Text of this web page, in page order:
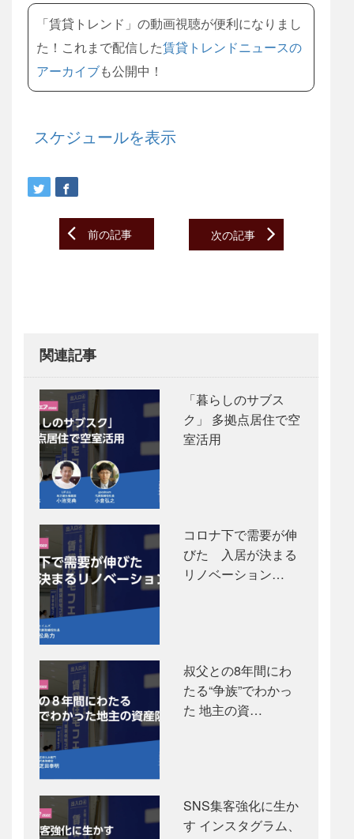
「賃貸トレンド」の動画視聴が便利になりまし
た！これまで配信した賃貸トレンドニュースの
アーカイブも公開中！
スケジュールを表示
Post
navigation
前の記事 次の記事
関連記事
「暮らしのサブス
ク」 多拠点居住で空
室活用
コロナ下で需要が伸
びた 入居が決まる
リノベーション…
叔父との8年間にわ
たる“争族”でわかっ
た 地主の資…
SNS集客強化に生か
す インスタグラム、